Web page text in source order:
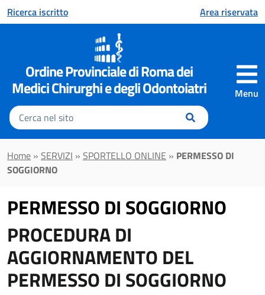
al contenuto principale
Ricerca iscritto Area riservata
Menu
Ordine Provinciale di Roma dei
Medici Chirurghi e degli Odontoiatri
Inserisci
il
testo
da
cercare
Home » SERVIZI » SPORTELLO ONLINE » PERMESSO DI
SOGGIORNO
PERMESSO DI SOGGIORNO
PROCEDURA DI
AGGIORNAMENTO DEL
PERMESSO DI SOGGIORNO